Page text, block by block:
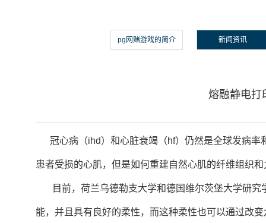
pg网赌游戏的简介 新闻资讯
熔融静电打
冠心病（ihd）和心脏衰竭（hf）仍然是全球发病率
患者受损的心肌，但是如何重建自然心肌的纤维组织
目前，荷兰乌德勒支大学和德国维尔茨堡大学研究
能，并且具有良好的柔性，而这种柔性也可以通过改